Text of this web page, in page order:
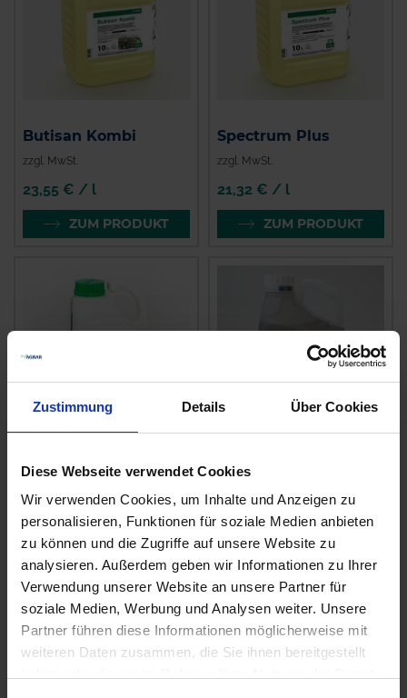
Zustimmung Details Über Cookies
Diese Webseite verwendet Cookies
Wir verwenden Cookies, um Inhalte und Anzeigen zu
personalisieren, Funktionen für soziale Medien anbieten
zu können und die Zugriffe auf unsere Website zu
analysieren. Außerdem geben wir Informationen zu Ihrer
Verwendung unserer Website an unsere Partner für
soziale Medien, Werbung und Analysen weiter. Unsere
Partner führen diese Informationen möglicherweise mit
weiteren Daten zusammen, die Sie ihnen bereitgestellt
Butisan Kombi
zzgl. MwSt.
23,55 € / l
ZUM PRODUKT
Spectrum Plus
zzgl. MwSt.
21,32 € / l
ZUM PRODUKT
Mais Banvel Flüssig
zzgl. MwSt.
29,00 € / l
ZUM PRODUKT
Infinito
zzgl. MwSt.
24,22 € / l
ZUM PRODUKT
Ähnliche Produkte